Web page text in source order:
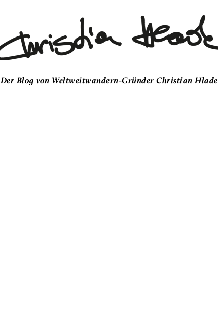
Der Blog von Weltweitwandern-Gründer Christian Hlade